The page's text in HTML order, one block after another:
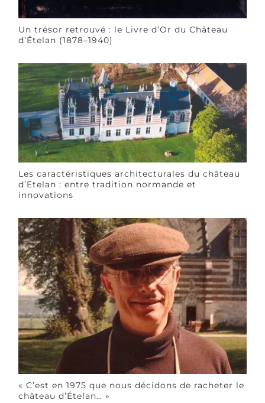
Un trésor retrouvé : le Livre d’Or du Château
d’Ételan (1878–1940)
Les caractéristiques architecturales du château
d’Etelan : entre tradition normande et
innovations
« C’est en 1975 que nous décidons de racheter le
château d’Ételan… »